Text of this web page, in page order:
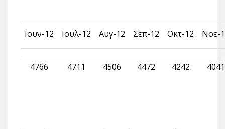
Ιουν-12 Ιουλ-12 Αυγ-12 Σεπ-12 Οκτ-12 Νοε-
4766 4711 4506 4472 4242 4041